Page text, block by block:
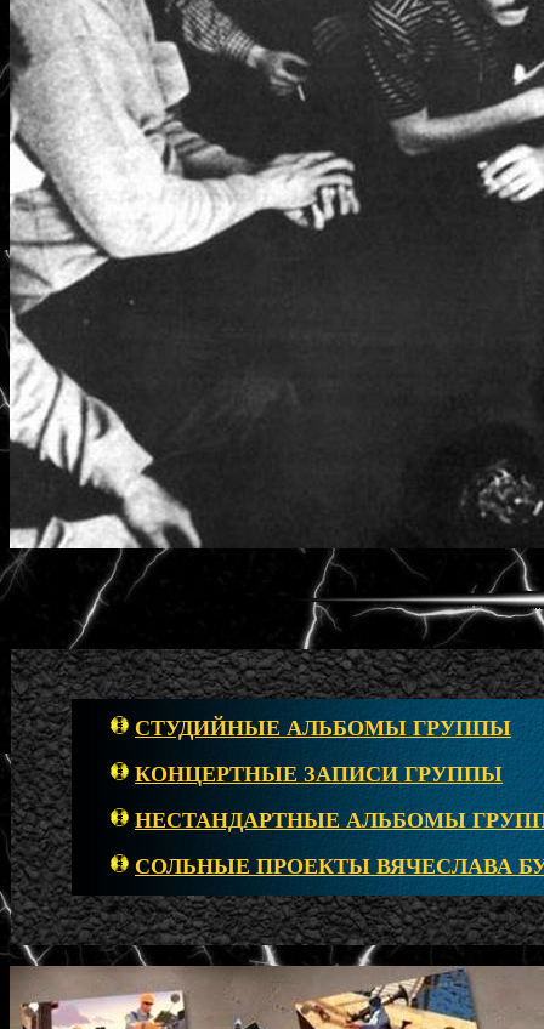
СТУДИЙНЫЕ АЛЬБОМЫ ГРУППЫ
КОНЦЕРТНЫЕ ЗАПИСИ ГРУППЫ
НЕСТАНДАРТНЫЕ АЛЬБОМЫ
СОЛЬНЫЕ ПРОЕКТЫ ВЯЧЕСЛАВА